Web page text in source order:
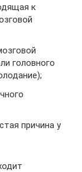
к
головного
причина у